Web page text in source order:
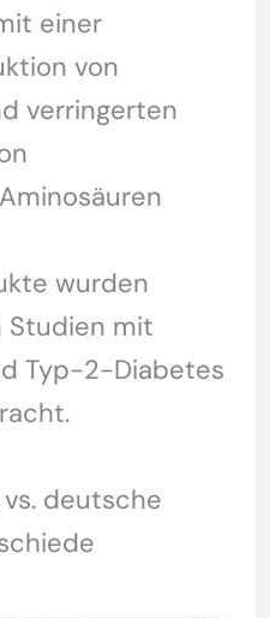
einer
von
verringerten
wurden
Studien mit
Typ-2-Diabetes
deutsche